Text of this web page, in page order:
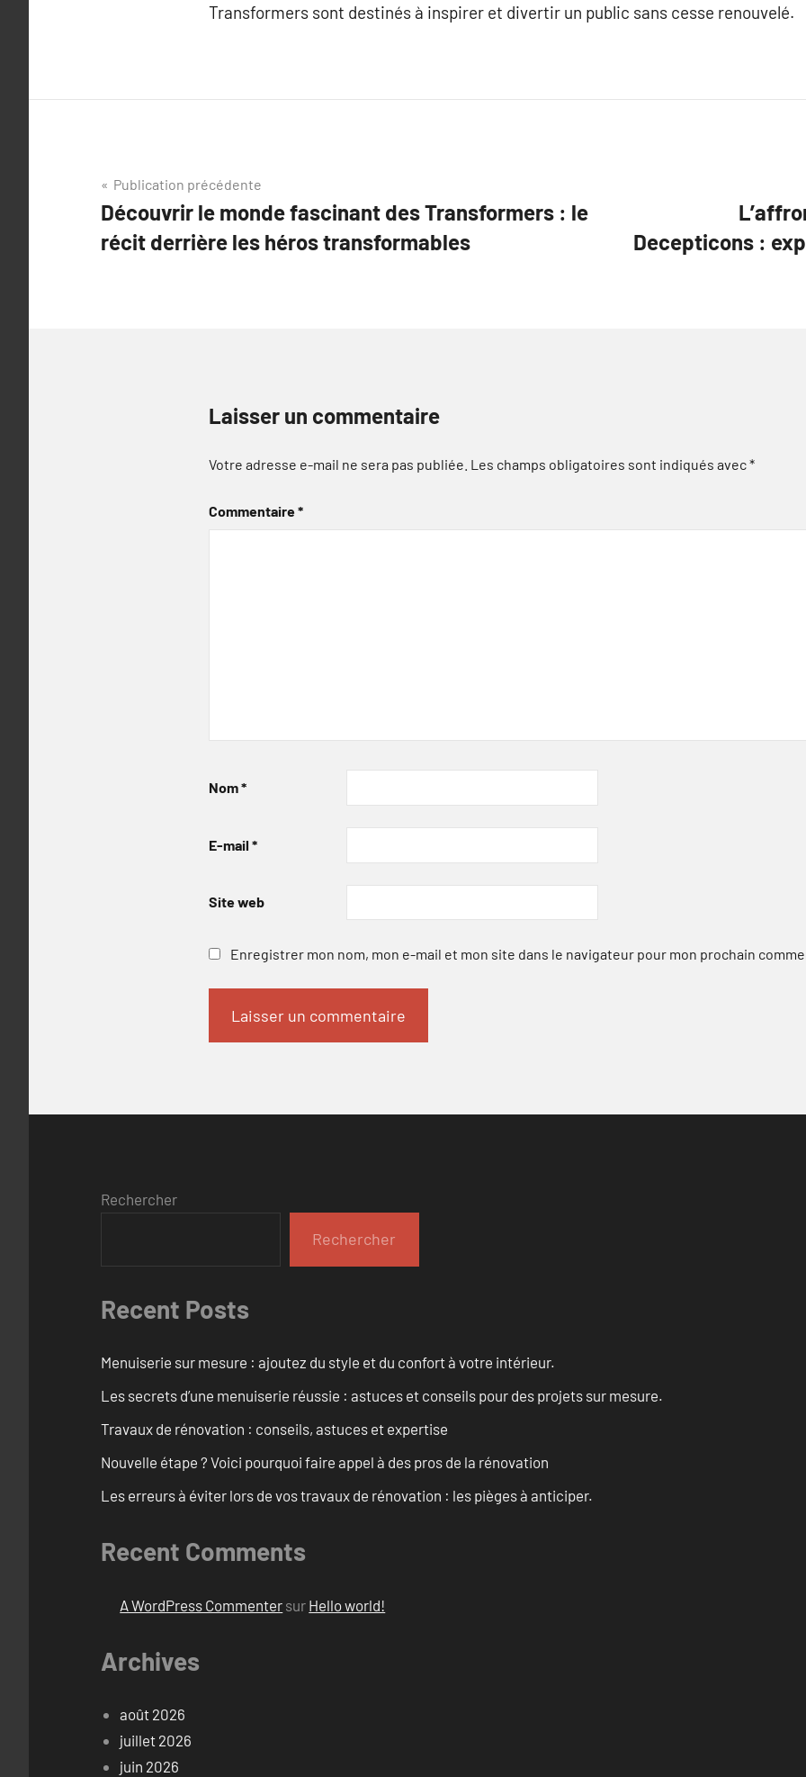
Transformers sont destinés à inspirer et divertir un public sans cesse renouvelé.
Navigation
de
l’article
Publication précédente
Découvrir le monde fascinant des Transformers : le
récit derrière les héros transformables
Decepticons :
Laisser un commentaire
Votre adresse e-mail ne sera pas publiée. Les champs obligatoires sont indiqués avec*
Commentaire*
Nom*
E-mail *
Site web
Enregistrer mon nom, mon e-mail et mon site dans le navigateur pour mon prochain
Rechercher
Rechercher
Recent Posts
Menuiserie sur mesure : ajoutez du style et du confort à votre intérieur.
Les secrets d’une menuiserie réussie : astuces et conseils pour des projets sur mesure.
Travaux de rénovation : conseils, astuces et expertise
Nouvelle étape ? Voici pourquoi faire appel à des pros de la rénovation
Les erreurs à éviter lors de vos travaux de rénovation : les pièges à anticiper.
Recent Comments
A WordPress Commenter sur Hello world!
Archives
août 2026
juillet 2026
juin 2026